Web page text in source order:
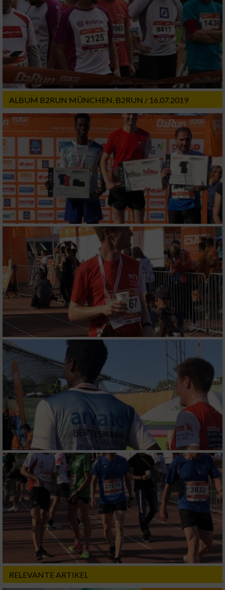
ALBUM B2RUN MÜNCHEN, B2RUN / 16.07.2019
RELEVANTE ARTIKEL